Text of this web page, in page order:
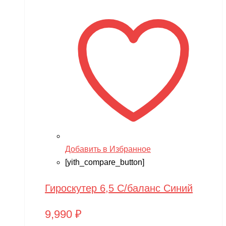
Добавить в Избранное
[yith_compare_button]
Гироскутер 6,5 С/баланс Синий
9,990 ₽